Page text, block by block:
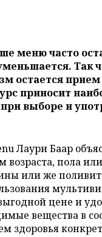
меню часто
Так
остается
приносит
выборе и
Лаури Баар
возраста, пола
или же
цене и
вещества в
здоровья